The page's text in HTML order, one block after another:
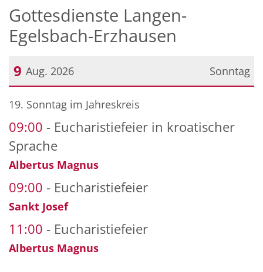
Gottesdienste Langen-
Egelsbach-Erzhausen
Sonntag
9 Aug. 2026
Datum: 9. August 2026
19. Sonntag im Jahreskreis
09:00
Eucharistiefeier in kroatischer
Sprache
Albertus Magnus
09:00 Eucharistiefeier
Sankt Josef
11:00 Eucharistiefeier
Albertus Magnus